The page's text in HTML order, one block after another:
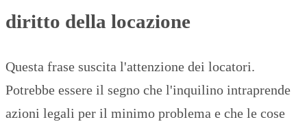
diritto della locazione
Questa frase suscita l'attenzione dei locatori.
Potrebbe essere il segno che l'inquilino intraprende
azioni legali per il minimo problema e che le cose